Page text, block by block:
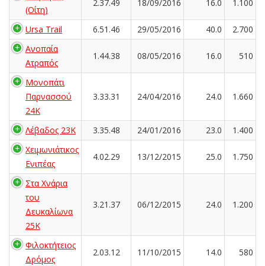
(Οίτη)
2.37.49 18/09/2016 16.0 1.100
Ursa Trail 6.51.46 29/05/2016 40.0
2.700
Ανοπαία
Ατραπός
1.44.38 08/05/2016 16.0 510
Μονοπάτι
Παρνασσού
24K
3.33.31 24/04/2016 24.0 1.660
Λέβαδος 23Κ 3.35.48 24/01/2016 23.0
1.400
Χειμωνιάτικος
Ενιπέας
4.02.29 13/12/2015 25.0 1.750
Στα Χνάρια
του
Δευκαλίωνα
25K
3.21.37 06/12/2015 24.0 1.200
Φιλοκτήτειος
Δρόμος
2.03.12 11/10/2015 14.0 580